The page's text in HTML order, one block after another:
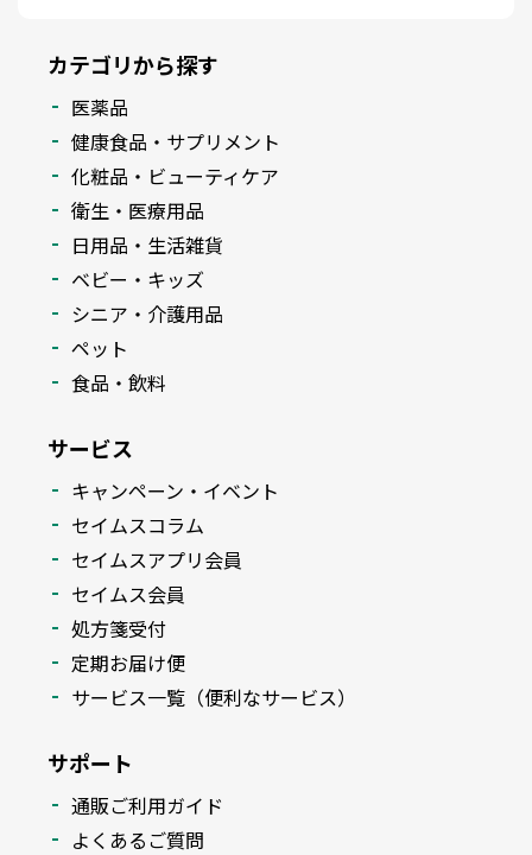
カテゴリから探す
医薬品
健康食品・サプリメント
化粧品・ビューティケア
衛生・医療用品
日用品・生活雑貨
ベビー・キッズ
シニア・介護用品
ペット
食品・飲料
サービス
キャンペーン・イベント
セイムスコラム
セイムスアプリ会員
セイムス会員
処方箋受付
定期お届け便
サービス一覧（便利なサービス）
サポート
通販ご利用ガイド
よくあるご質問